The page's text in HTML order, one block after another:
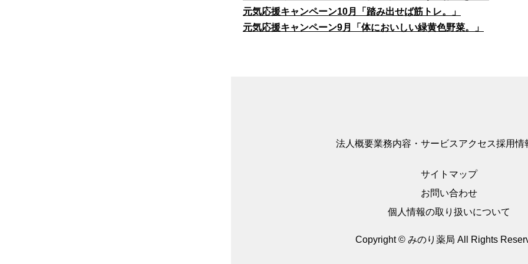
元気応援キャンペーン10月「踏み出せば筋トレ。」
元気応援キャンペーン9月「体においしい緑黄色野菜。」
法人概要業務内容・サービスアクセス採用情
サイトマップ
お問い合わせ
個人情報の取り扱いについて
Copyright © みのり薬局 All Rights